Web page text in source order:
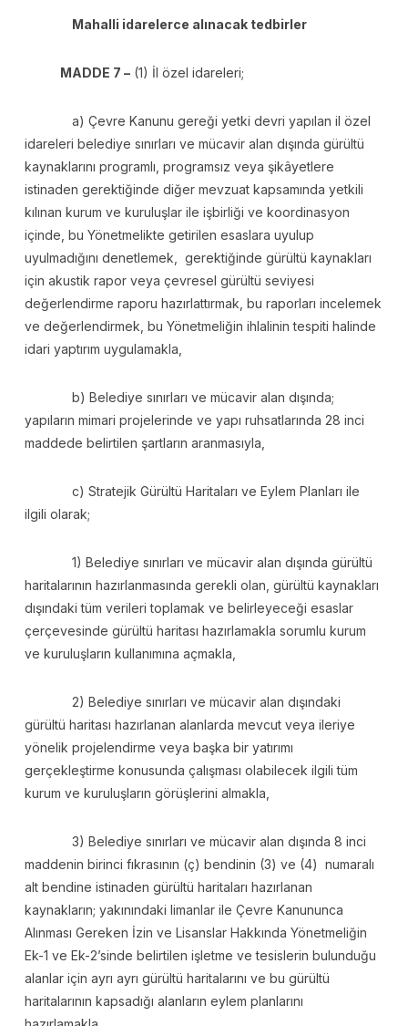
Mahalli idarelerce alınacak tedbirler
MADDE 7 –(1) İl özel idareleri;
a) Çevre Kanunu gereği yetki devri yapılan il özel
idareleri belediye sınırları ve mücavir alan dışında gürültü
kaynaklarını programlı, programsız veya şikâyetlere
istinaden gerektiğinde diğer mevzuat kapsamında yetkili
kılınan kurum ve kuruluşlar ile işbirliği ve koordinasyon
içinde, bu Yönetmelikte getirilen esaslara uyulup
uyulmadığını denetlemek, gerektiğinde gürültü kaynakları
için akustik rapor veya çevresel gürültü seviyesi
değerlendirme raporu hazırlattırmak, bu raporları incelemek
ve değerlendirmek, bu Yönetmeliğin ihlalinin tespiti halinde
idari yaptırım uygulamakla,
b) Belediye sınırları ve mücavir alan dışında;
yapıların mimari projelerinde ve yapı ruhsatlarında 28 inci
maddede belirtilen şartların aranmasıyla,
c) Stratejik Gürültü Haritaları ve Eylem Planları ile
ilgili olarak;
1) Belediye sınırları ve mücavir alan dışında gürültü
haritalarının hazırlanmasında gerekli olan, gürültü kaynakları
dışındaki tüm verileri toplamak ve belirleyeceği esaslar
çerçevesinde gürültü haritası hazırlamakla sorumlu kurum
ve kuruluşların kullanımına açmakla,
2) Belediye sınırları ve mücavir alan dışındaki
gürültü haritası hazırlanan alanlarda mevcut veya ileriye
yönelik projelendirme veya başka bir yatırımı
gerçekleştirme konusunda çalışması olabilecek ilgili tüm
kurum ve kuruluşların görüşlerini almakla,
3) Belediye sınırları ve mücavir alan dışında 8 inci
maddenin birinci fıkrasının (ç) bendinin (3) ve (4) numaralı
alt bendine istinaden gürültü haritaları hazırlanan
kaynakların; yakınındaki limanlar ile Çevre Kanununca
Alınması Gereken İzin ve Lisanslar Hakkında Yönetmeliğin
Ek-1 ve Ek-2’sinde belirtilen işletme ve tesislerin bulunduğu
alanlar için ayrı ayrı gürültü haritalarını ve bu gürültü
haritalarının kapsadığı alanların eylem planlarını